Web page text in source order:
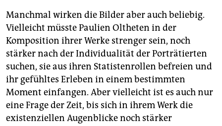
Manchmal wirken die Bilder aber auch beliebig.
Vielleicht müsste Paulien Oltheten in der
Komposition ihrer Werke strenger sein, noch
stärker nach der Individualität der Porträtierten
suchen, sie aus ihren Statistenrollen befreien und
ihr gefühltes Erleben in einem bestimmten
Moment einfangen. Aber vielleicht ist es auch nur
eine Frage der Zeit, bis sich in ihrem Werk die
existenziellen Augenblicke noch stärker